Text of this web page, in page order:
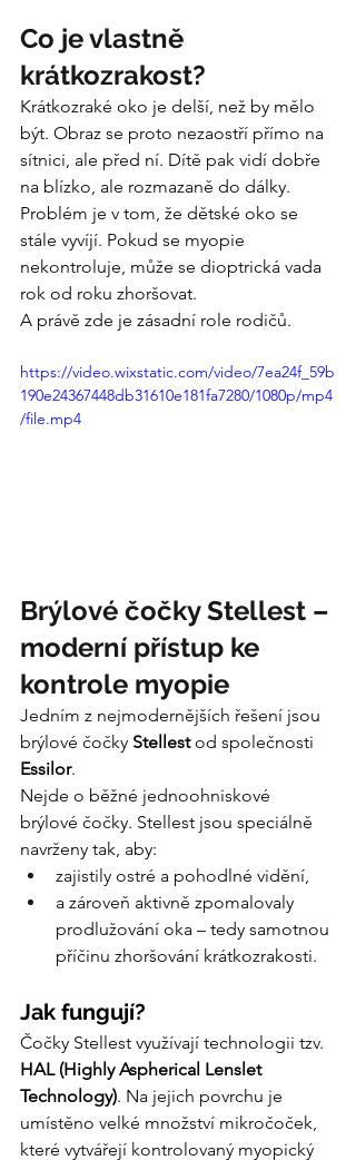
Co je vlastně
krátkozrakost?
Krátkozraké oko je delší, než by mělo
být. Obraz se proto nezaostří přímo na
sítnici, ale před ní. Dítě pak vidí dobře
na blízko, ale rozmazaně do dálky.
Problém je v tom, že dětské oko se
stále vyvíjí. Pokud se myopie
nekontroluje, může se dioptrická vada
rok od roku zhoršovat.
A právě zde je zásadní role rodičů.
https://video.wixstatic.com/video/7ea24f_59b
190e24367448db31610e181fa7280/1080p/mp4
/file.mp4
Brýlové čočky Stellest –
moderní přístup ke
kontrole myopie
Jedním z nejmodernějších řešení jsou
brýlové čočky Stellest od společnosti
Essilor.
Nejde o běžné jednoohniskové
brýlové čočky. Stellest jsou speciálně
navrženy tak, aby:
zajistily ostré a pohodlné vidění,
a zároveň aktivně zpomalovaly
prodlužování oka – tedy samotnou
příčinu zhoršování krátkozrakosti.
Jak fungují?
Čočky Stellest využívají technologii tzv.
HAL (Highly Aspherical Lenslet
Technology). Na jejich povrchu je
umístěno velké množství mikročoček,
které vytvářejí kontrolovaný myopický